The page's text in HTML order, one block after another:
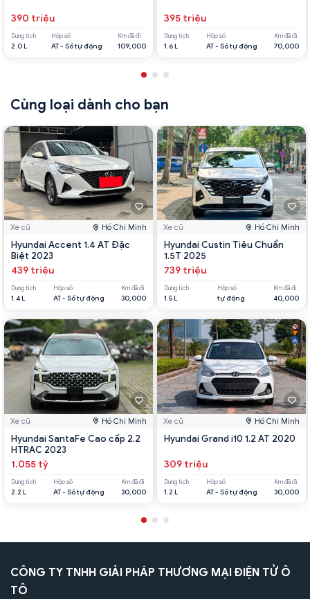
390 triệu
Dung tích
2.0 L
Hộp số
AT - Số tự động
Km đã đi
109,000
395 triệu
Dung tích
1.6 L
Hộp số
AT - Số tự động
Km đã đi
70,000
Cùng loại dành cho bạn
Xe cũ Hồ Chí Minh
Hyundai Accent 1.4 AT Đặc
Biệt 2023
439 triệu
Dung tích
1.4 L
Hộp số
AT - Số tự động
Km đã đi
30,000
Xe cũ Hồ Chí Minh
Hyundai SantaFe Cao cấp 2.2
HTRAC 2023
1.055 tỷ
Dung tích
2.2 L
Hộp số
AT - Số tự động
Km đã đi
30,000
Xe cũ Hồ Chí Minh
Hyundai Custin Tiêu Chuẩn
1.5T 2025
739 triệu
Dung tích
1.5 L
Hộp số
tự động
Km đã đi
40,000
Xe cũ Hồ Chí Minh
Hyundai Grand i10 1.2 AT 2020
309 triệu
Dung tích
1.2 L
Hộp số
AT - Số tự động
Km đã đi
30,000
CÔNG TY TNHH GIẢI PHÁP THƯƠNG MẠI ĐIỆN TỬ Ô
TÔ